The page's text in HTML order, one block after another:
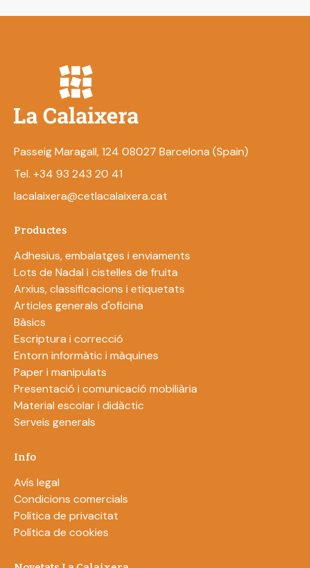
Passeig Maragall, 124 08027 Barcelona (Spain)
Tel. +34 93 243 20 41
lacalaixera@cetlacalaixera.cat
Productes
Adhesius, embalatges i enviaments
Lots de Nadal i cistelles de fruita
Arxius, classificacions i etiquetats
Articles generals d'oficina
Bàsics
Escriptura i correcció
Entorn informàtic i màquines
Paper i manipulats
Presentació i comunicació mobiliària
Material escolar i didàctic
Serveis generals
Info
Avís legal
Condicions comercials
Política de privacitat
Política de cookies